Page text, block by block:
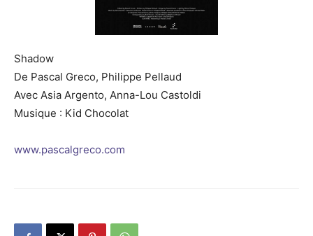
Shadow
De Pascal Greco, Philippe Pellaud
Avec Asia Argento, Anna-Lou Castoldi
Musique : Kid Chocolat
www.pascalgreco.com